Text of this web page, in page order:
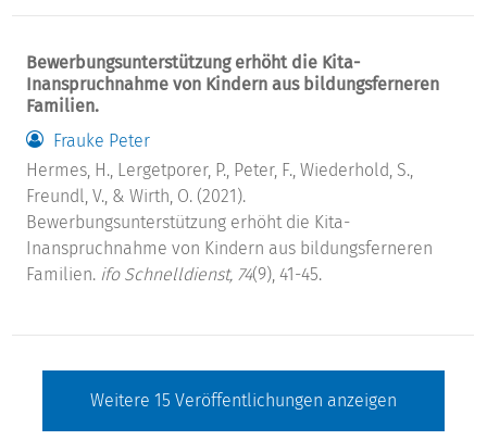
Bewerbungsunterstützung erhöht die Kita-
Inanspruchnahme von Kindern aus bildungsferneren
Familien.
Frauke Peter
Hermes, H., Lergetporer, P., Peter, F., Wiederhold, S.,
Freundl, V., & Wirth, O. (2021).
Bewerbungsunterstützung erhöht die Kita-
Inanspruchnahme von Kindern aus bildungsferneren
Familien. ifo Schnelldienst, 74(9), 41-45.
Weitere 15 Veröffentlichungen anzeigen